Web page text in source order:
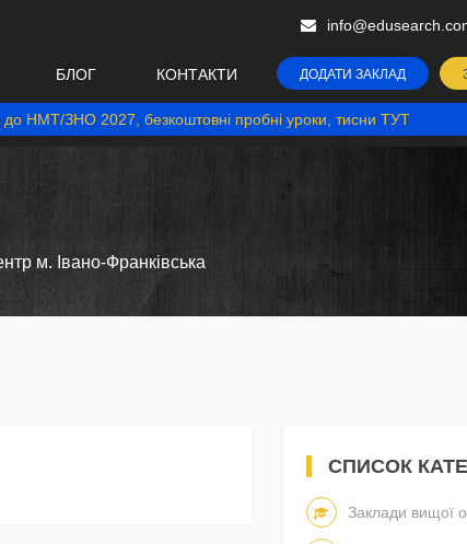
БЛОГ КОНТАКТИ ДОДАТИ ЗАКЛАД
до НМТ/ЗНО 2027, безкоштовні пробні уроки, тисни ТУТ
м. Івано-Франківська
СПИСОК
Заклади вищої